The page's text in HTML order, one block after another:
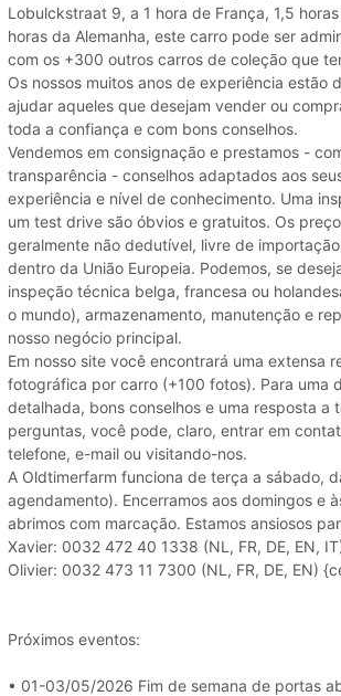
Lobulckstraat 9, a 1 hora de França, 1,5
horas da Alemanha, este carro pode ser
com os +300 outros carros de coleção que
Os nossos muitos anos de experiência estão
ajudar aqueles que desejam vender ou
toda a confiança e com bons conselhos.
Vendemos em consignação e prestamos -
transparência - conselhos adaptados aos
experiência e nível de conhecimento. Uma
um test drive são óbvios e gratuitos. Os
geralmente não dedutível, livre de
dentro da União Europeia. Podemos, se
inspeção técnica belga, francesa ou
o mundo), armazenamento, manutenção e
nosso negócio principal.
Em nosso site você encontrará uma extensa
fotográfica por carro (+100 fotos). Para uma
detalhada, bons conselhos e uma resposta a
perguntas, você pode, claro, entrar em
telefone, e-mail ou visitando-nos.
A Oldtimerfarm funciona de terça a sábado,
agendamento). Encerramos aos domingos e
abrimos com marcação. Estamos ansiosos
Xavier: 0032 472 40 1338 (NL, FR, DE, EN,
Olivier: 0032 473 11 7300 (NL, FR, DE, EN)
Próximos eventos:
• 01-03/05/2026 Fim de semana de portas